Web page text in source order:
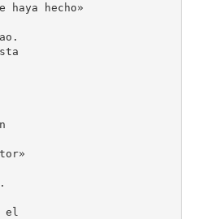
haya hecho»
el